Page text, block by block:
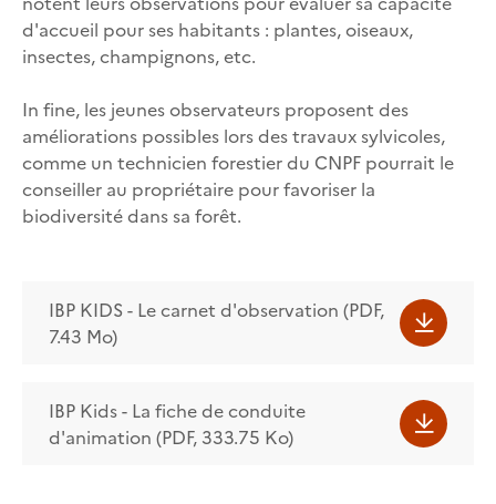
d'accueil pour ses habitants : plantes, oiseaux,
insectes, champignons, etc.
In fine, les jeunes observateurs proposent des
améliorations possibles lors des travaux sylvicoles,
comme un technicien forestier du CNPF pourrait le
conseiller au propriétaire pour favoriser la
biodiversité dans sa forêt.
IBP KIDS - Le carnet d'observation (PDF,
7.43 Mo)
IBP Kids - La fiche de conduite
d'animation (PDF, 333.75 Ko)